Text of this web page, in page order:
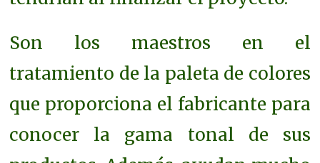
Son los maestros en el
tratamiento de la paleta de colores
que proporciona el fabricante para
conocer la gama tonal de sus